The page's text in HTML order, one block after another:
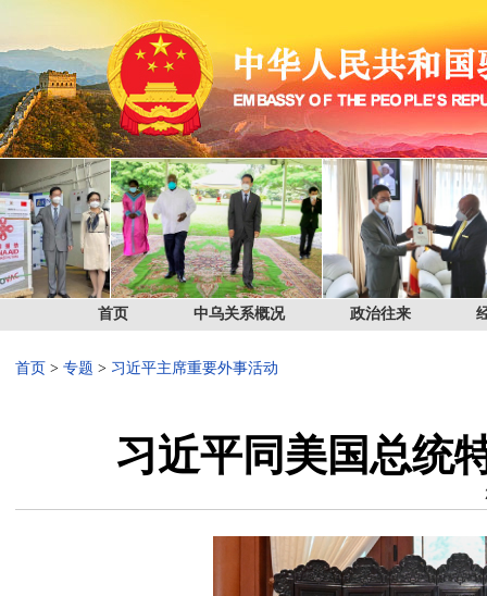
首页 中乌关系概况 政治往来
首页 > 专题 > 习近平主席重要外事活动
习近平同美国总统